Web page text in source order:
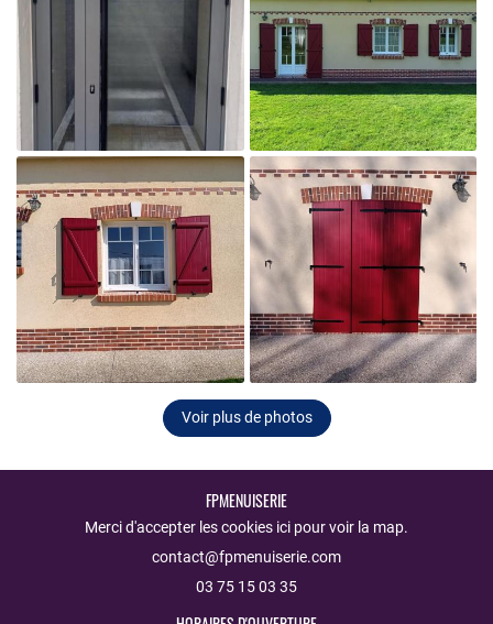
Agrandir la photo

Agrandir la photo

Voir plus de photos
FPMENUISERIE
Merci d'accepter les cookies ici pour voir la map.
03 75 15 03 35